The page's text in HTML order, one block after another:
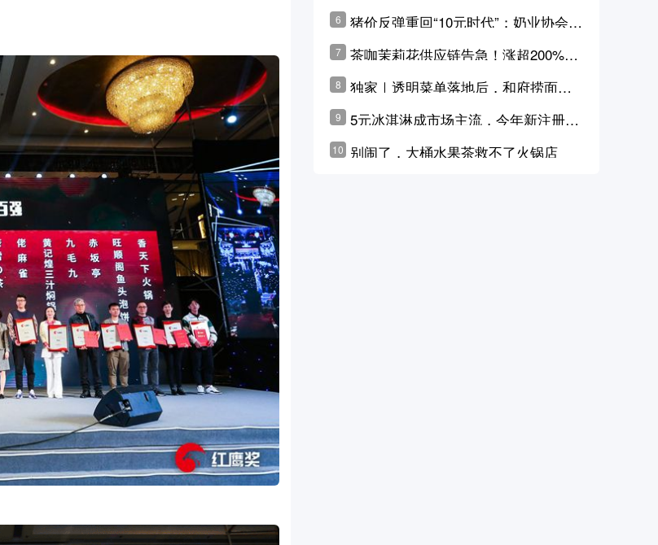
6
猪价反弹重回“10元时代”；奶业协会称
原奶价格现回暖迹象
7
茶咖茉莉花供应链告急！涨超200%，
横州花价冲破50元一斤
8
独家｜透明菜单落地后，和府捞面李
学林公布未来10年计划
9
5元冰淇淋成市场主流，今年新注册相
10 别闹了，大桶水果茶救不了火锅店